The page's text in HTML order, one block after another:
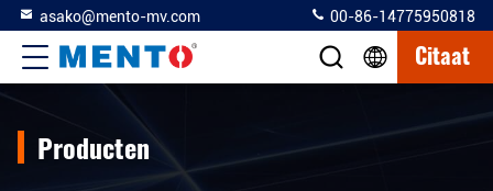
asako@mento-mv.com 00-86-14775950818
Citaat
Producten